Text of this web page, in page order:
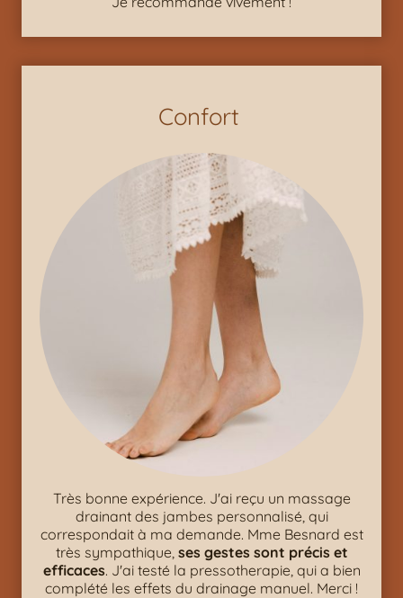
Confort
Très bonne expérience. J'ai reçu un massage
drainant des jambes personnalisé, qui
correspondait à ma demande. Mme Besnard est
très sympathique, ses gestes sont précis et
efficaces. J'ai testé la pressotherapie, qui a bien
complété les effets du drainage manuel. Merci !